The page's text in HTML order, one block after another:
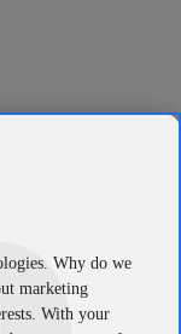
Why do we
marketing
With your